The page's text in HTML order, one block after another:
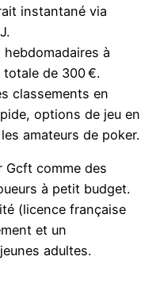
instantané via
hebdomadaires à
de 300 €.
classements en
options de jeu en
amateurs de poker.
comme des
à petit budget.
(licence française
et un
adultes.